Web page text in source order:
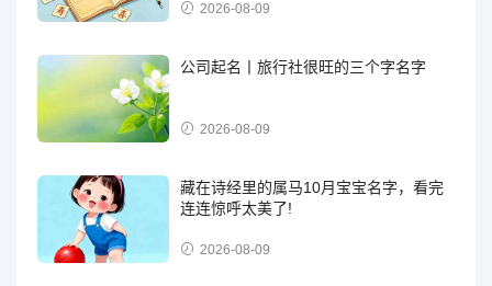
2026-08-09
公司起名丨旅行社很旺的三个字名字
2026-08-09
藏在诗经里的属马10月宝宝名字，看完
连连惊呼太美了!
2026-08-09